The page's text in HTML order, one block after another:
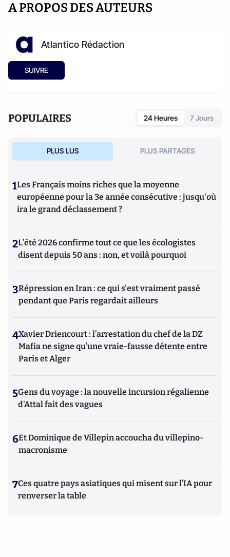
A PROPOS DES AUTEURS
Atlantico Rédaction
SUIVRE
POPULAIRES 24 Heures 7 Jours
PLUS LUS PLUS PARTAGES
1Les Français moins riches que la moyenne
européenne pour la 3e année consécutive : jusqu'où
ira le grand déclassement ?
2L’été 2026 confirme tout ce que les écologistes
disent depuis 50 ans : non, et voilà pourquoi
3Répression en Iran : ce qui s'est vraiment passé
pendant que Paris regardait ailleurs
4Xavier Driencourt : l’arrestation du chef de la DZ
Mafia ne signe qu’une vraie-fausse détente entre
Paris et Alger
5Gens du voyage : la nouvelle incursion régalienne
d'Attal fait des vagues
6Et Dominique de Villepin accoucha du villepino-
macronisme
7Ces quatre pays asiatiques qui misent sur l’IA pour
renverser la table